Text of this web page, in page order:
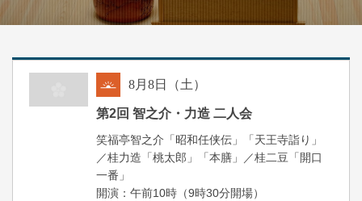
8月8日（土）
第2回 智之介・力造 二人会
笑福亭智之介「昭和任侠伝」「天王寺詣り」
／桂力造「桃太郎」「本膳」／桂二豆「開口
一番」
開演：午前10時（9時30分開場）